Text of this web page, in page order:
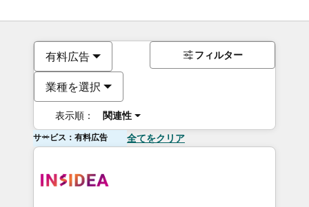
有料広告
業種を選択
表示順： 関連性
フィルター
サービス：有料広告 全てをクリア